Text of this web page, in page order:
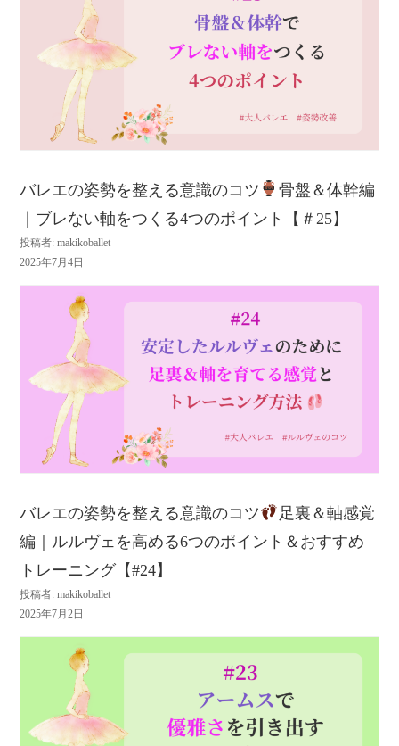
バレエの姿勢を整える意識のコツ
骨盤＆体幹編
｜ブレない軸をつくる4つのポイント【＃25】
投稿者: makikoballet
2025年7月4日
バレエの姿勢を整える意識のコツ
足裏＆軸感覚
編｜ルルヴェを高める6つのポイント＆おすすめ
トレーニング【#24】
投稿者: makikoballet
2025年7月2日